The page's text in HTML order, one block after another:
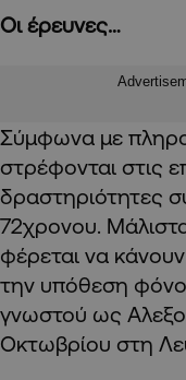
Οι έρευνες…
Σύμφωνα με
στρέφονται στις
δραστηριότητες
72χρονου.
φέρεται να
την υπόθεση
γνωστού ως
Οκτωβρίου στη